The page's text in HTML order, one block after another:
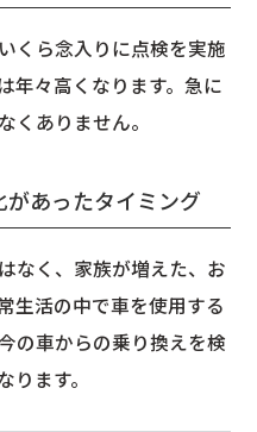
くら念入りに点検を実施
年々高くなります。急に
くありません。
あったタイミング
なく、家族が増えた、お
生活の中で車を使用する
の車からの乗り換えを検
ます。